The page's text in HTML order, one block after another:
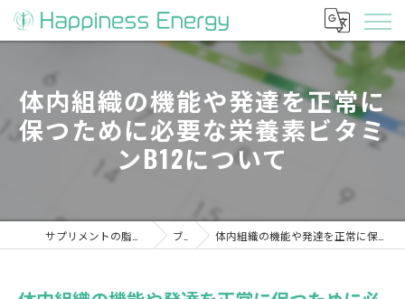
体内組織の機能や発達を正常に
保つために必要な栄養素ビタミ
ンB12について
ブログ 体内組織の機能や発達を正常に保つために必要な栄養素ビタミンB12について